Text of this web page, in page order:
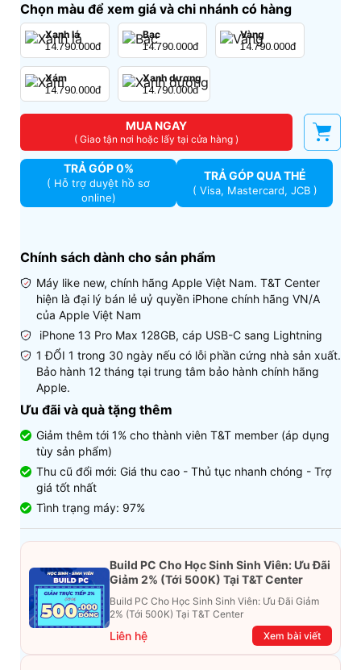
Chọn màu để xem giá và chi nhánh có hàng
Xanh lá
14.790.000đ
Bạc
14.790.000đ
Vàng
14.790.000đ
Xám
14.790.000đ
Xanh dương
14.790.000đ
MUA NGAY
( Giao tận nơi hoặc lấy tại cửa hàng )
TRẢ GÓP 0%
( Hỗ trợ duyệt hồ sơ
online)
TRẢ GÓP QUA THẺ
( Visa, Mastercard, JCB )
Chính sách dành cho sản phẩm
Máy like new, chính hãng Apple Việt Nam. T&T Center
hiện là đại lý bán lẻ uỷ quyền iPhone chính hãng VN/A
của Apple Việt Nam
iPhone 13 Pro Max 128GB, cáp USB-C sang Lightning
1 ĐỔI 1 trong 30 ngày nếu có lỗi phần cứng nhà sản xuất.
Bảo hành 12 tháng tại trung tâm bảo hành chính hãng
Apple.
Ưu đãi và quà tặng thêm
Giảm thêm tới 1% cho thành viên T&T member (áp dụng
tùy sản phẩm)
Thu cũ đổi mới: Giá thu cao - Thủ tục nhanh chóng - Trợ
giá tốt nhất
Tình trạng máy: 97%
Build PC Cho Học Sinh Sinh Viên: Ưu Đãi
Giảm 2% (Tới 500K) Tại T&T Center
Build PC Cho Học Sinh Sinh Viên: Ưu Đãi Giảm
2% (Tới 500K) Tại T&T Center
Liên hệ Xem bài viết